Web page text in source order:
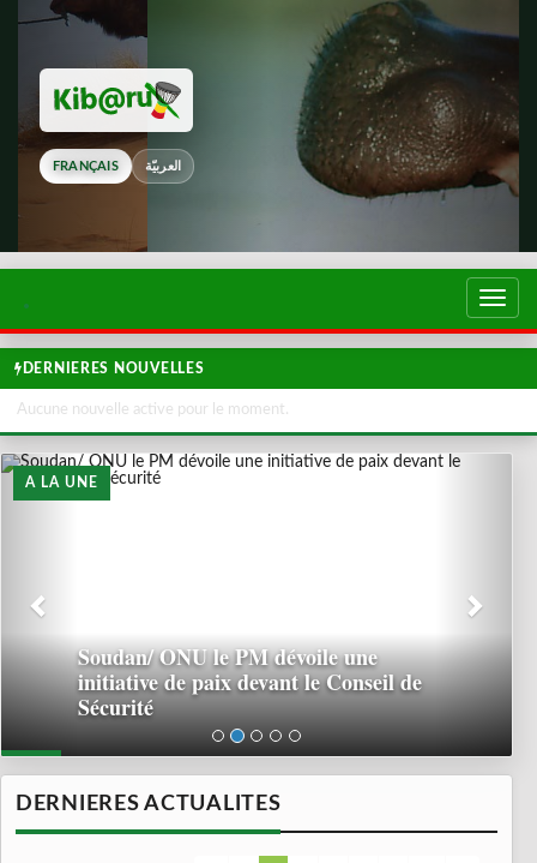
FRANÇAIS العربيّة
DERNIERES NOUVELLES
Aucune nouvelle active pour le moment.
A LA UNE
Soudan/ ONU le PM dévoile une
initiative de paix devant le Conseil de
Sécurité
DERNIERES ACTUALITES